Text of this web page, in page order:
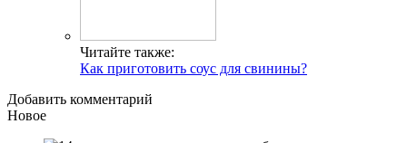
Читайте также:
Как приготовить соус для свинины?
Добавить комментарий
Новое